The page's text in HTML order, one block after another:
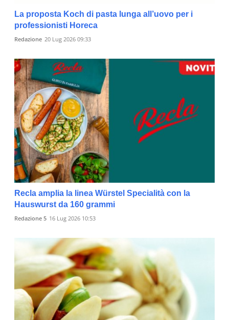
La proposta Koch di pasta lunga all’uovo per i
professionisti Horeca
Redazione 20 Lug 2026 09:33
Recla amplia la linea Würstel Specialità con la
Hauswurst da 160 grammi
Redazione 5 16 Lug 2026 10:53